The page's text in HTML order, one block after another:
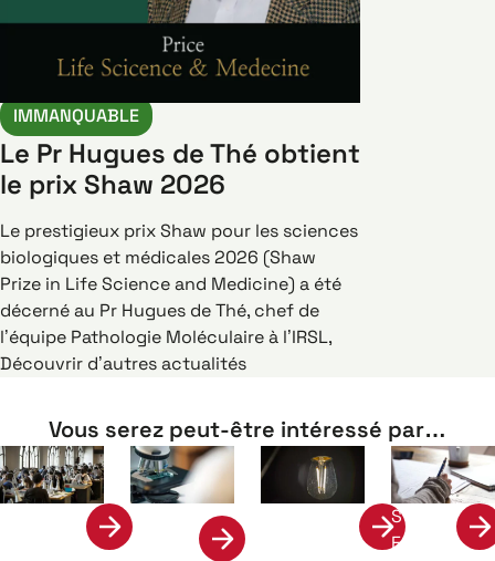
IMMANQUABLE
Le Pr Hugues de Thé obtient
le prix Shaw 2026
Le prestigieux prix Shaw pour les sciences
biologiques et médicales 2026 (Shaw
Prize in Life Science and Medicine) a été
décerné au Pr Hugues de Thé, chef de
l’équipe Pathologie Moléculaire à l’IRSL,
Découvrir d’autres actualités
Vous serez peut-être intéressé par…
Science
et
Stage &
Emplois